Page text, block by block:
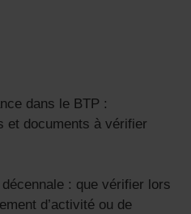
dans le BTP :
et documents à vérifier
: que vérifier lors
d’activité ou de